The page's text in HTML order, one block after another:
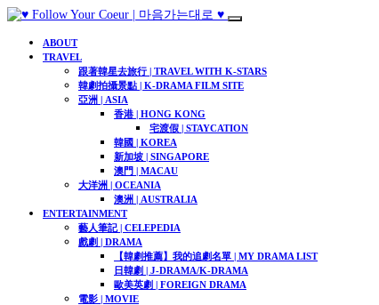
ABOUT
TRAVEL
跟著韓星去旅行 | TRAVEL WITH K-STARS
韓劇拍攝景點 | K-DRAMA FILM SITE
亞洲 | ASIA
香港 | HONG KONG
宅渡假 | STAYCATION
韓國 | KOREA
新加坡 | SINGAPORE
澳門 | MACAU
大洋洲 | OCEANIA
澳洲 | AUSTRALIA
ENTERTAINMENT
藝人筆記 | CELEPEDIA
戲劇 | DRAMA
【韓劇推薦】我的追劇名單 | MY DRAMA LIST
日韓劇 | J-DRAMA/K-DRAMA
歐美英劇 | FOREIGN DRAMA
電影 | MOVIE